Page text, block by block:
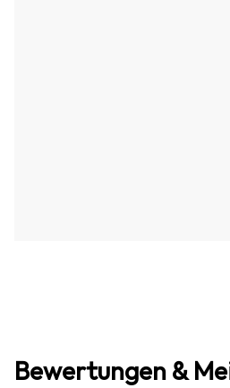
Bewertungen &